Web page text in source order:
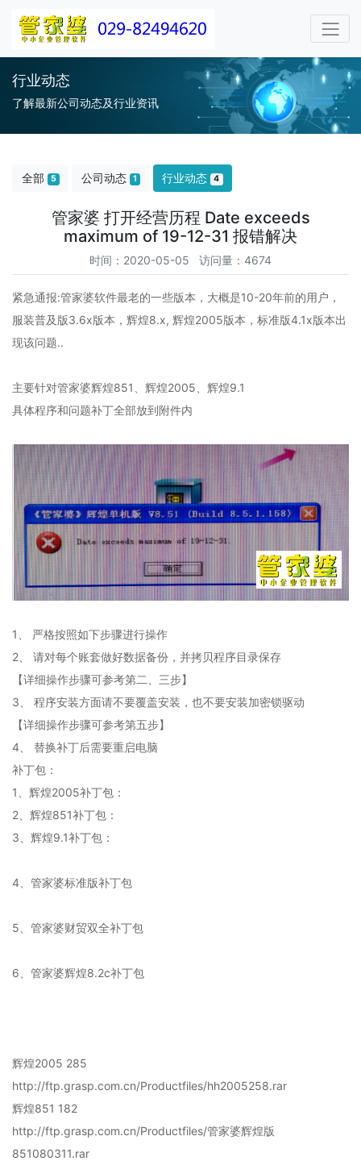
行业动态
了解最新公司动态及行业资讯
全部 5 公司动态 1 行业动态 4
管家婆 打开经营历程 Date exceeds
maximum of 19-12-31 报错解决
时间：2020-05-05 访问量：4674
紧急通报:管家婆软件最老的一些版本，大概是10-20年前的用户，
服装普及版3.6x版本，辉煌8.x, 辉煌2005版本，标准版4.1x版本出
现该问题..
主要针对管家婆辉煌851、辉煌2005、辉煌9.1
具体程序和问题补丁全部放到附件内
1、 严格按照如下步骤进行操作
2、 请对每个账套做好数据备份，并拷贝程序目录保存
【详细操作步骤可参考第二、三步】
3、 程序安装方面请不要覆盖安装，也不要安装加密锁驱动
【详细操作步骤可参考第五步】
4、 替换补丁后需要重启电脑
补丁包：
1、辉煌2005补丁包：
2、辉煌851补丁包：
3、辉煌9.1补丁包：
4、管家婆标准版补丁包
5、管家婆财贸双全补丁包
6、管家婆辉煌8.2c补丁包
辉煌2005 285
http://ftp.grasp.com.cn/Productfiles/hh2005258.rar
辉煌851 182
http://ftp.grasp.com.cn/Productfiles/管家婆辉煌版
851080311.rar